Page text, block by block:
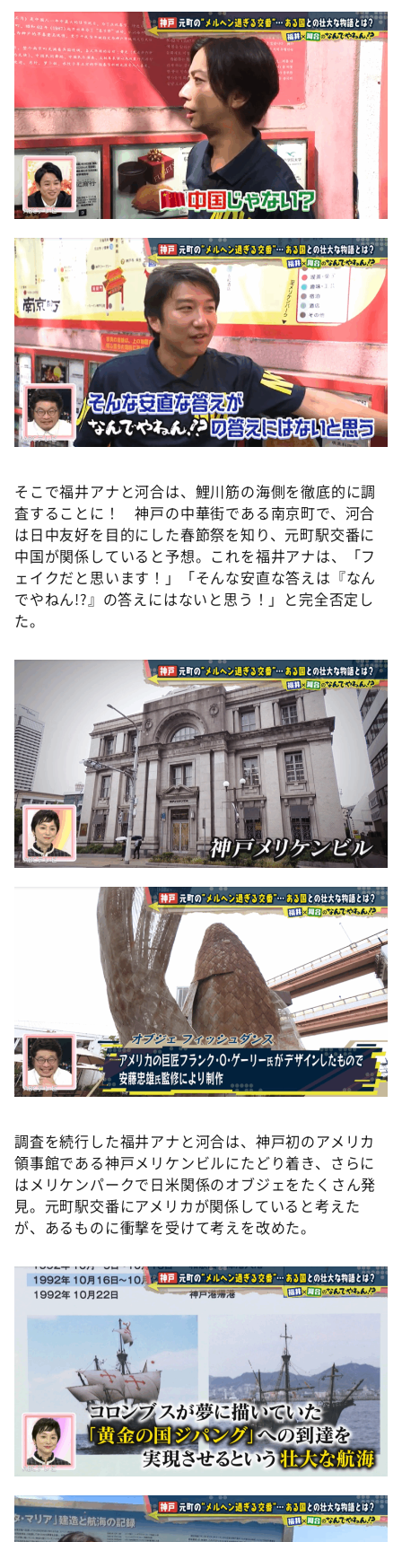
そこで福井アナと河合は、鯉川筋の海側を徹底的に調
査することに！ 神戸の中華街である南京町で、河合
は日中友好を目的にした春節祭を知り、元町駅交番に
中国が関係していると予想。これを福井アナは、「フ
ェイクだと思います！」「そんな安直な答えは『なん
でやねん!?』の答えにはないと思う！」と完全否定し
た。
調査を続行した福井アナと河合は、神戸初のアメリカ
領事館である神戸メリケンビルにたどり着き、さらに
はメリケンパークで日米関係のオブジェをたくさん発
見。元町駅交番にアメリカが関係していると考えた
が、あるものに衝撃を受けて考えを改めた。